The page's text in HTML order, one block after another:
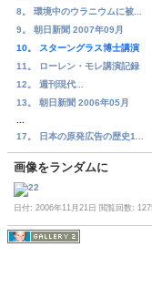
8。 環境中のウラニウムに被...
9。 朝日新聞 2007年09月
10。 スターングラス博士講演
11。 ローレン・モレ講演記録
12。 週刊現代...
13。 朝日新聞 2006年05月
17。 日本の原発広告の歴史1...
画像をランダムに
日付: 2006年11月21日 閲覧回数: